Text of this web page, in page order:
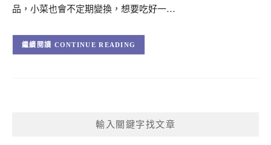
品，小菜也會不定期變換，想要吃好一…
CONTINUE READING
輸入關鍵字找文章